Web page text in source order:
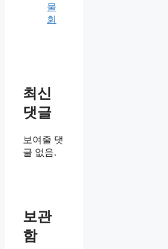
물
회
최신
댓글
보여줄 댓
글 없음.
보관
함